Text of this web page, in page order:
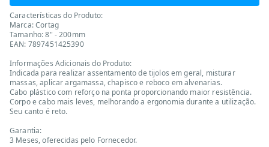
Características do Produto:
Marca: Cortag
Tamanho: 8" - 200mm
EAN: 7897451425390
Informações Adicionais do Produto:
Indicada para realizar assentamento de tijolos em geral, misturar
massas, aplicar argamassa, chapisco e reboco em alvenarias.
Cabo plástico com reforço na ponta proporcionando maior resistência.
Corpo e cabo mais leves, melhorando a ergonomia durante a utilização.
Seu canto é reto.
Garantia:
3 Meses, oferecidas pelo Fornecedor.